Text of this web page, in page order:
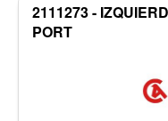
2111273 -
PORT